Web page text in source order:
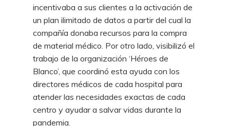
incentivaba a sus clientes a la activación de
un plan ilimitado de datos a partir del cual la
compañía donaba recursos para la compra
de material médico. Por otro lado, visibilizó el
trabajo de la organización ‘Héroes de
Blanco’, que coordinó esta ayuda con los
directores médicos de cada hospital para
atender las necesidades exactas de cada
centro y ayudar a salvar vidas durante la
pandemia.